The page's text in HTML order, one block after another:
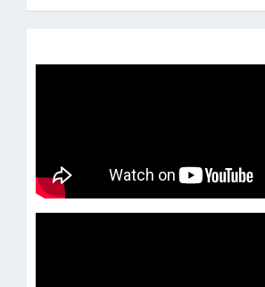
- 泰国东部经济走廊人才培养处